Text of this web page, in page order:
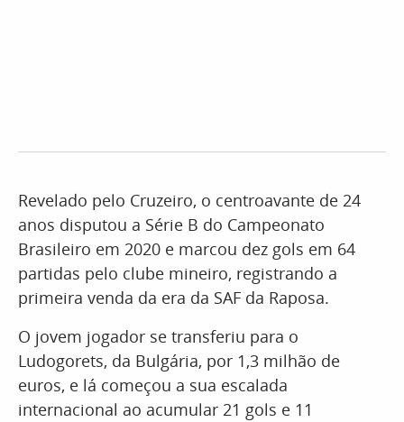
Revelado pelo Cruzeiro, o centroavante de 24
anos disputou a Série B do Campeonato
Brasileiro em 2020 e marcou dez gols em 64
partidas pelo clube mineiro, registrando a
primeira venda da era da SAF da Raposa.
O jovem jogador se transferiu para o
Ludogorets, da Bulgária, por 1,3 milhão de
euros, e lá começou a sua escalada
internacional ao acumular 21 gols e 11